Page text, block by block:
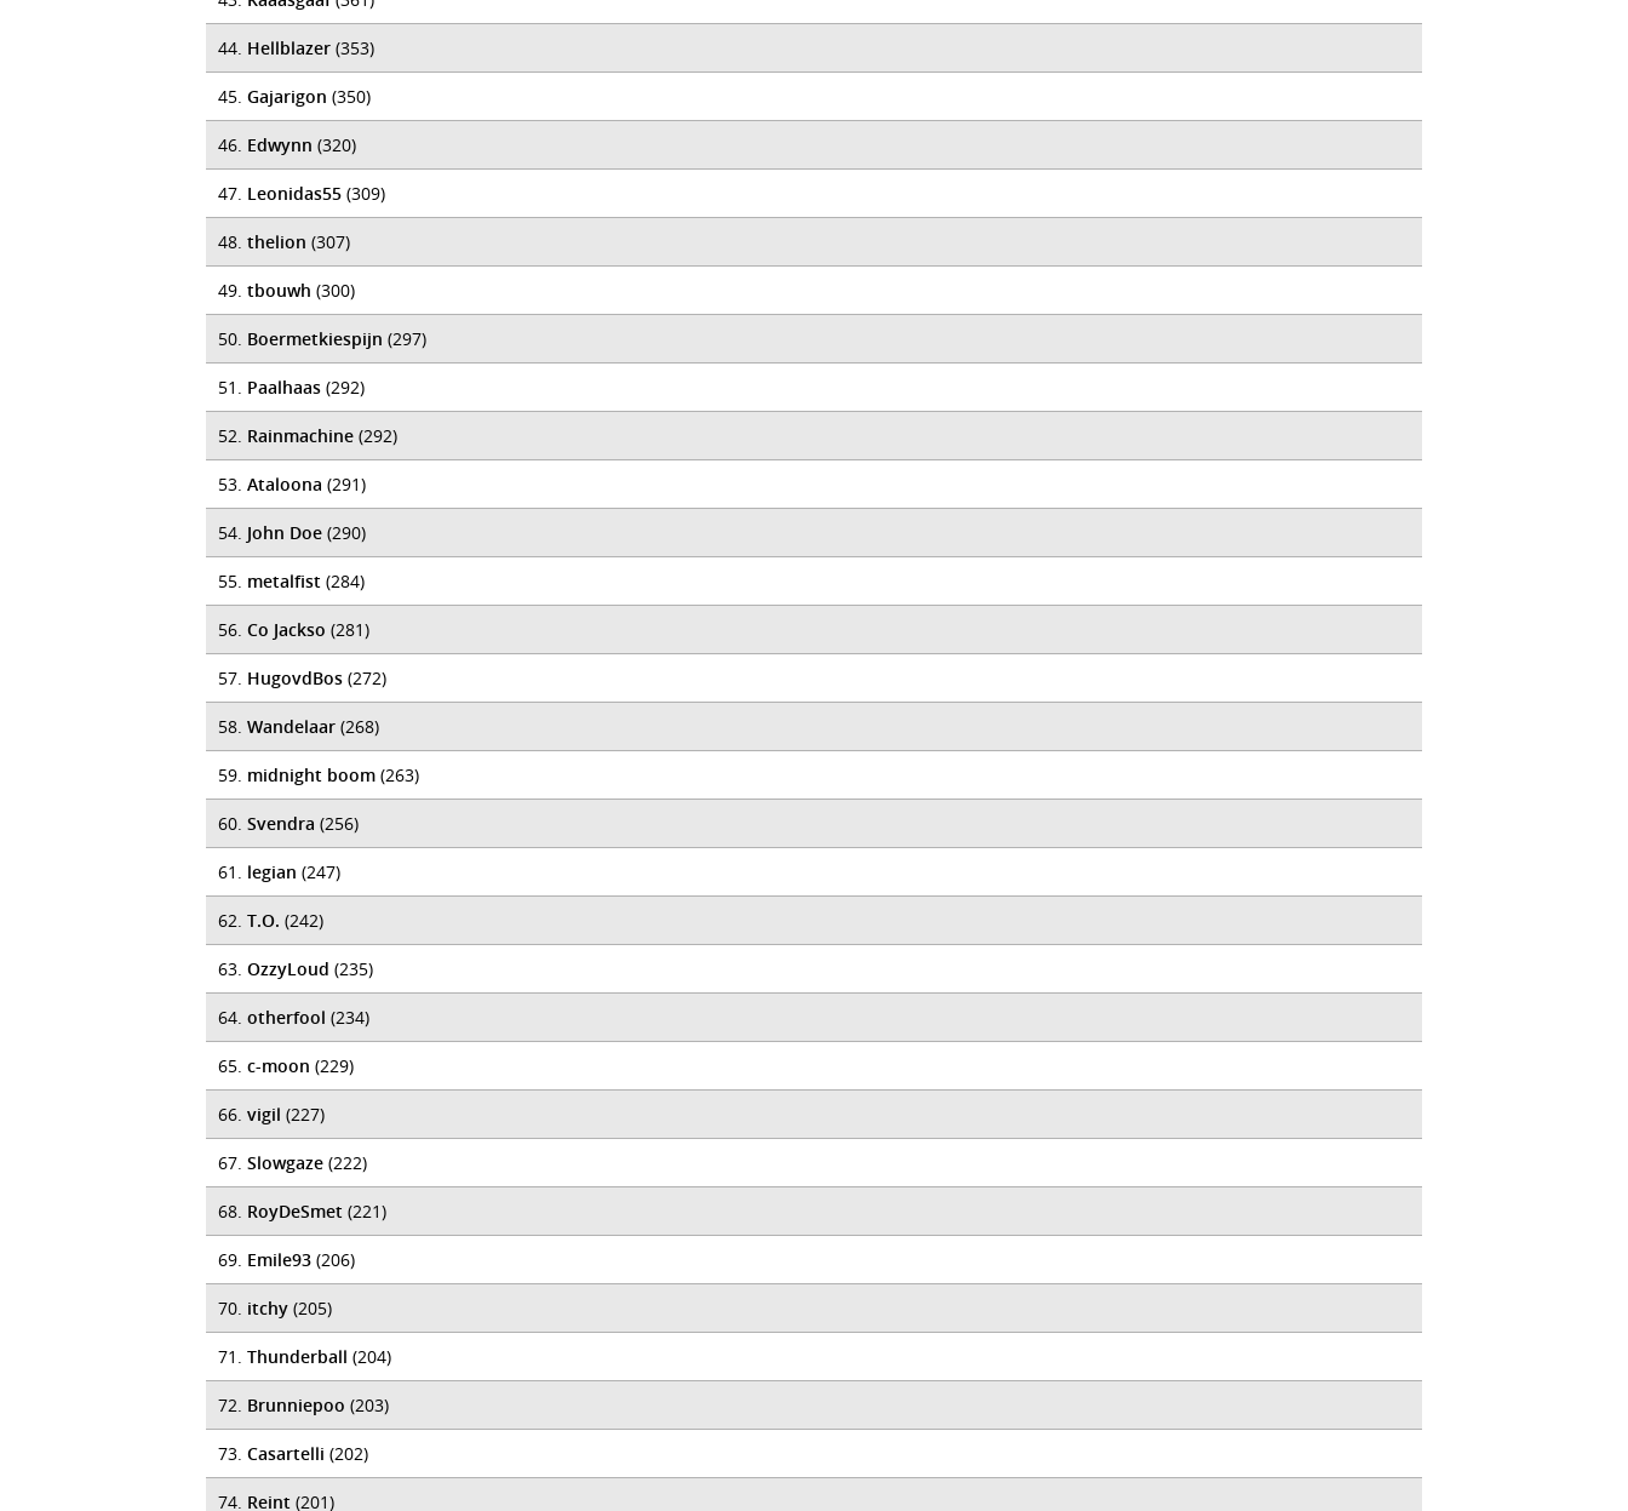
44. Hellblazer (353)
45. Gajarigon (350)
46. Edwynn (320)
47. Leonidas55 (309)
48. thelion (307)
49. tbouwh (300)
50. Boermetkiespijn (297)
51. Paalhaas (292)
52. Rainmachine (292)
53. Ataloona (291)
54. John Doe (290)
55. metalfist (284)
56. Co Jackso (281)
57. HugovdBos (272)
58. Wandelaar (268)
59. midnight boom (263)
60. Svendra (256)
61. legian (247)
62. T.O. (242)
63. OzzyLoud (235)
64. otherfool (234)
65. c-moon (229)
66. vigil (227)
67. Slowgaze (222)
68. RoyDeSmet (221)
69. Emile93 (206)
70. itchy (205)
71. Thunderball (204)
72. Brunniepoo (203)
73. Casartelli (202)
74. Reint (201)